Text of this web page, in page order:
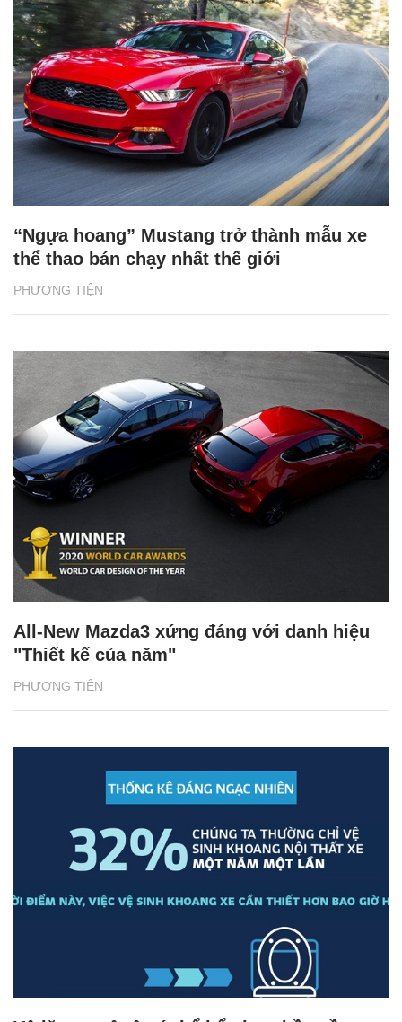
PHƯƠNG TIỆN
“Ngựa hoang” Mustang trở thành mẫu xe
thể thao bán chạy nhất thế giới
PHƯƠNG TIỆN
All-New Mazda3 xứng đáng với danh hiệu
"Thiết kế của năm"